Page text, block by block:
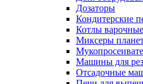
Дозаторы
Кондитерские
Котлы варочные
Миксеры
Машины для
Отсадочные